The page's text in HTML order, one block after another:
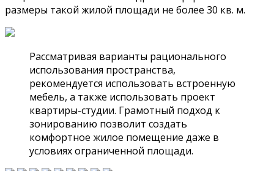
размеры такой жилой площади не более 30 кв. м.
Рассматривая варианты рационального
использования пространства,
рекомендуется использовать встроенную
мебель, а также использовать проект
квартиры-студии. Грамотный подход к
зонированию позволит создать
комфортное жилое помещение даже в
условиях ограниченной площади.